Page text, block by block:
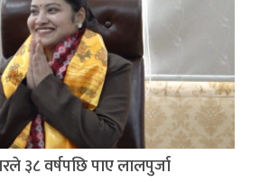
३८ वर्षपछि पाए लालपुर्जा